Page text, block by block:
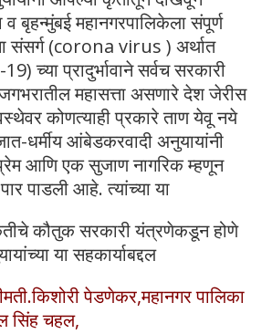
बृहन्मुंबई महानगरपालिकेला संपूर्ण
संसर्ग (corona virus ) अर्थात
च्या प्रादुर्भावाने सर्वच सरकारी
महासत्ता असणारे देश जेरीस
कोणत्याही प्रकारे ताण येवू नये
धर्मीय आंबेडकरवादी अनुयायांनी
आणि एक सुजाण नागरिक म्हणून
पाडली आहे. त्यांच्या या
कौतुक सरकारी यंत्रणेकडून होणे
या सहकार्याबद्दल
पेडणेकर,महानगर पालिका
सिंह चहल,